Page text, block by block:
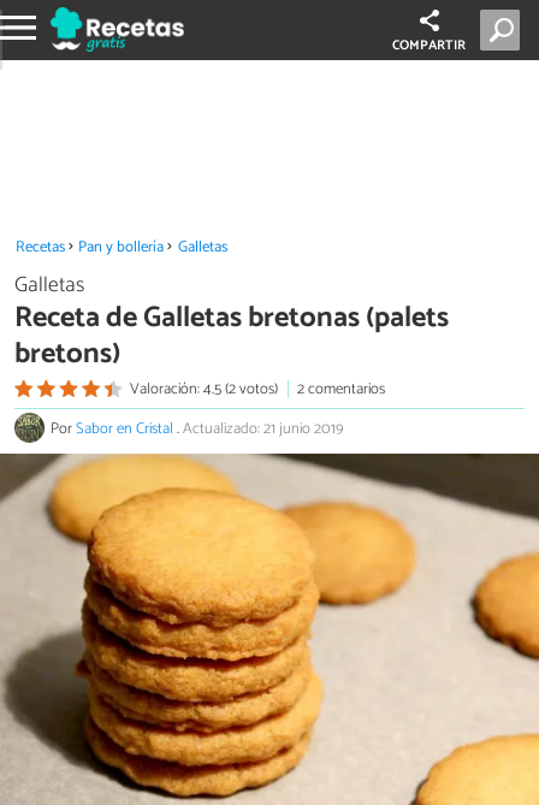
COMPARTIR
Recetas Pan y bollería Galletas
Galletas
Receta de Galletas bretonas (palets
bretons)
Valoración: 4.5 (2 votos)
2 comentarios
PorSabor en Cristal.Actualizado: 21 junio 2019